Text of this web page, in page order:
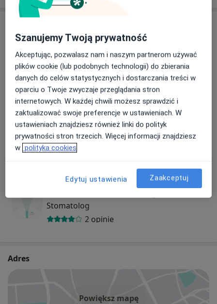
Stomatolog
Karina Suduł
Stomatolog
Alicja Chowaniec-Prażuch
Stomatolog
Stomatolog
2 opinie
Adres
Powiększ mapę
Szanujemy Twoją prywatność
Akceptując, pozwalasz nam i naszym partnerom używać
plików cookie (lub podobnych technologii) do zbierania
danych do celów statystycznych i dostarczania treści w
oparciu o Twoje zwyczaje przeglądania stron
internetowych. W każdej chwili możesz sprawdzić i
zaktualizować swoje preferencje w ustawieniach. W
ustawieniach znajdziesz również linki do polityk
prywatności stron trzecich. Więcej informacji znajdziesz
w polityka cookies
Edytuj ustawienia Zaakceptuj